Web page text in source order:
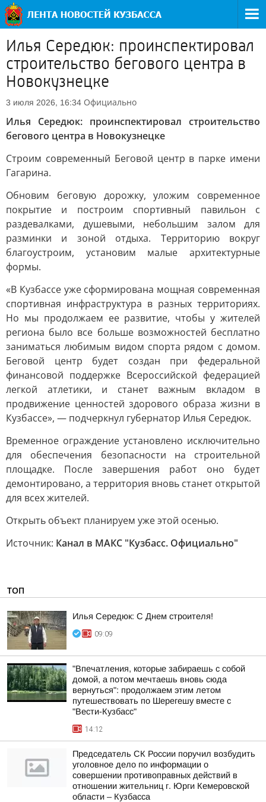
Илья Середюк: проинспектировал
строительство бегового центра в
Новокузнецке
3 июля 2026, 16:34 Официально
Илья Середюк: проинспектировал строительство
бегового центра в Новокузнецке
Строим современный Беговой центр в парке имени
Гагарина.
Обновим беговую дорожку, уложим современное
покрытие и построим спортивный павильон с
раздевалками, душевыми, небольшим залом для
разминки и зоной отдыха. Территорию вокруг
благоустроим, установим малые архитектурные
формы.
«В Кузбассе уже сформирована мощная современная
спортивная инфраструктура в разных территориях.
Но мы продолжаем ее развитие, чтобы у жителей
региона было все больше возможностей бесплатно
заниматься любимым видом спорта рядом с домом.
Беговой центр будет создан при федеральной
финансовой поддержке Всероссийской федерацией
легкой атлетики, и станет важным вкладом в
продвижение ценностей здорового образа жизни в
Кузбассе», — подчеркнул губернатор Илья Середюк.
Временное ограждение установлено исключительно
для обеспечения безопасности на строительной
площадке. После завершения работ оно будет
демонтировано, а территория вновь станет открытой
для всех жителей.
Открыть объект планируем уже этой осенью.
Источник: Канал в МАКС "Кузбасс. Официально"
ТОП
Илья Середюк: С Днем строителя!
09:09
"Впечатления, которые забираешь с собой
домой, а потом мечтаешь вновь сюда
вернуться": продолжаем этим летом
путешествовать по Шерегешу вместе с
"Вести-Кузбасс"
14:12
Председатель СК России поручил возбудить
уголовное дело по информации о
совершении противоправных действий в
отношении жительниц г. Юрги Кемеровской
области – Кузбасса